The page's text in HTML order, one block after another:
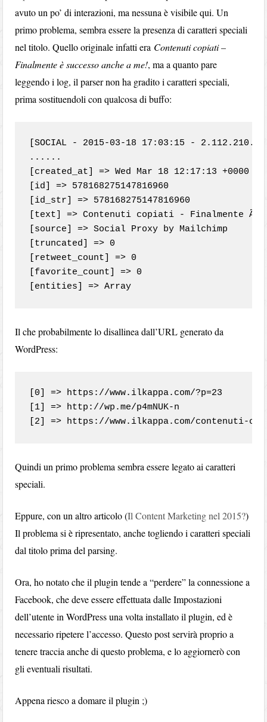
avuto un po’ di interazioni, ma nessuna è visibile qui. Un
primo problema, sembra essere la presenza di caratteri speciali
nel titolo. Quello originale infatti era Contenuti copiati –
Finalmente è successo anche a me!, ma a quanto pare
leggendo i log, il parser non ha gradito i caratteri speciali,
prima sostituendoli con qualcosa di buffo:
[SOCIAL - 2015-03-18 17:03:15 -
......
[created_at] => Wed Mar 18 12:17:13 +0000
[id] => 578168275147816960
[id_str] => 578168275147816960
[text] => Contenuti copiati - Finalmente Ã¨
[source] => Social Proxy by Mailchimp
[truncated] => 0
[retweet_count] => 0
[favorite_count] => 0
Il che probabilmente lo disallinea dall’URL generato da
WordPress:
[0] => https://www.ilkappa.com/?p=23
[1] => http://wp.me/p4mNUK-n
Quindi un primo problema sembra essere legato ai caratteri
speciali.
Eppure, con un altro articolo (Il Content Marketing nel 2015?)
Il problema si è ripresentato, anche togliendo i caratteri speciali
dal titolo prima del parsing.
Ora, ho notato che il plugin tende a “perdere” la connessione a
Facebook, che deve essere effettuata dalle Impostazioni
dell’utente in WordPress una volta installato il plugin, ed è
necessario ripetere l’accesso. Questo post servirà proprio a
tenere traccia anche di questo problema, e lo aggiornerò con
gli eventuali risultati.
Appena riesco a domare il plugin ;)